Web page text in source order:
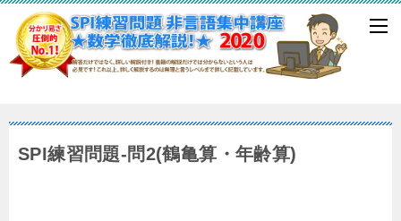
SPI練習問題-問2(鶴亀算・年齢算)